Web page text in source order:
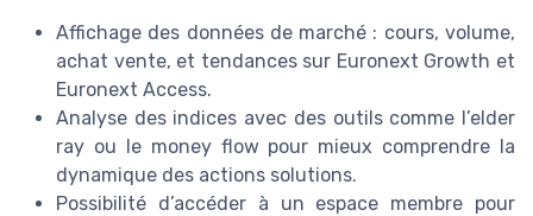
Affichage des données de marché : cours, volume,
achat vente, et tendances sur Euronext Growth et
Euronext Access.
Analyse des indices avec des outils comme l’elder
ray ou le money flow pour mieux comprendre la
dynamique des actions solutions.
Possibilité d’accéder à un espace membre pour